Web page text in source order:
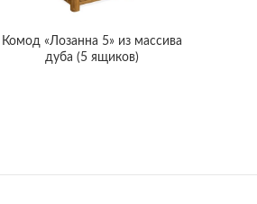
Комод «Лозанна 5» из массива
дуба (5 ящиков)